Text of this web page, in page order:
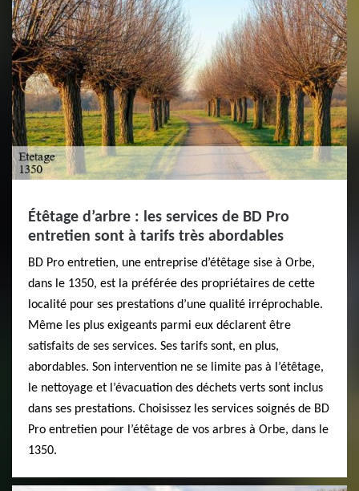
Étêtage d’arbre : les services de BD Pro
entretien sont à tarifs très abordables
BD Pro entretien, une entreprise d’étêtage sise à Orbe,
dans le 1350, est la préférée des propriétaires de cette
localité pour ses prestations d’une qualité irréprochable.
Même les plus exigeants parmi eux déclarent être
satisfaits de ses services. Ses tarifs sont, en plus,
abordables. Son intervention ne se limite pas à l’étêtage,
le nettoyage et l’évacuation des déchets verts sont inclus
dans ses prestations. Choisissez les services soignés de BD
Pro entretien pour l’étêtage de vos arbres à Orbe, dans le
1350.